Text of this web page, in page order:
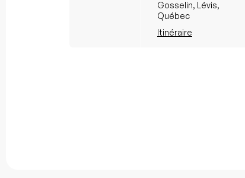
Gosselin, Lévis,
Québec
Itinéraire